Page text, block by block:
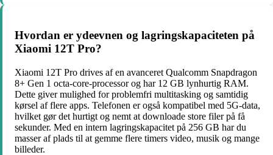
Hvordan er ydeevnen og lagringskapaciteten på
Xiaomi 12T Pro?
Xiaomi 12T Pro drives af en avanceret Qualcomm Snapdragon
8+ Gen 1 octa-core-processor og har 12 GB lynhurtig RAM.
Dette giver mulighed for problemfri multitasking og samtidig
kørsel af flere apps. Telefonen er også kompatibel med 5G-data,
hvilket gør det hurtigt og nemt at downloade store filer på få
sekunder. Med en intern lagringskapacitet på 256 GB har du
masser af plads til at gemme flere timers video, musik og mange
billeder.